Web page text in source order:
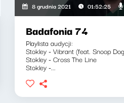
8 grudnia 2021 01:52:25
Badafonia 74
Playlista audycji:
Stokley - Vibrant (feat. Snoop
Stokley - Cross The Line
Stokley -...